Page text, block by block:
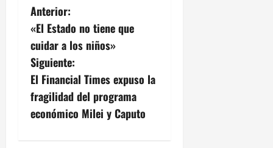
N
a
v
e
g
Anterior:
«El Estado no tiene que
cuidar a los niños»
Siguiente:
El Financial Times expuso la
fragilidad del programa
económico Milei y Caputo